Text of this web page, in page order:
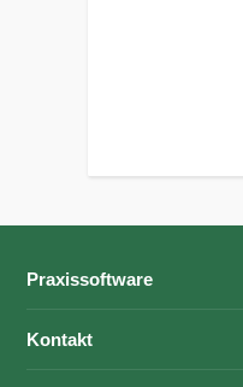
Praxissoftware
Kontakt